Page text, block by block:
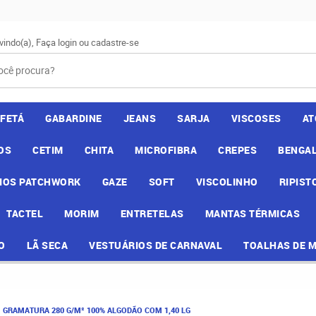
Faça loginoucadastre-se
GABARDINE JEANS SARJA VISCOSES
CETIM CHITA MICROFIBRA CREPES
PATCHWORK GAZE SOFT VISCOLINHO
TACTEL MORIM ENTRETELAS MANTAS TÉRMICAS
LÃ SECA VESTUÁRIOS DE CARNAVAL TOALHAS DE
280 G/M² 100% ALGODÃO COM 1,40 LG